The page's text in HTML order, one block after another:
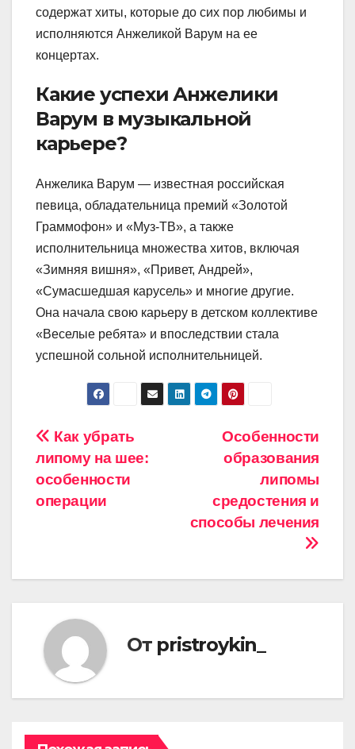
содержат хиты, которые до сих пор любимы и
исполняются Анжеликой Варум на ее
концертах.
Какие успехи Анжелики
Варум в музыкальной
карьере?
Анжелика Варум — известная российская
певица, обладательница премий «Золотой
Граммофон» и «Муз-ТВ», а также
исполнительница множества хитов, включая
«Зимняя вишня», «Привет, Андрей»,
«Сумасшедшая карусель» и многие другие.
Она начала свою карьеру в детском коллективе
«Веселые ребята» и впоследствии стала
успешной сольной исполнительницей.
Навигация
по
записям
Особенности
образования
липомы
средостения и
способы лечения
Как убрать
липому на шее:
особенности
операции
От pristroykin_